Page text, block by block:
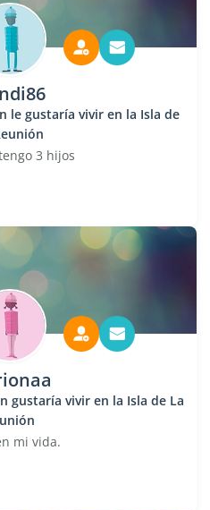
le gustaría vivir en la Isla de
3 hijos
gustaría vivir en la Isla de La
mi vida.